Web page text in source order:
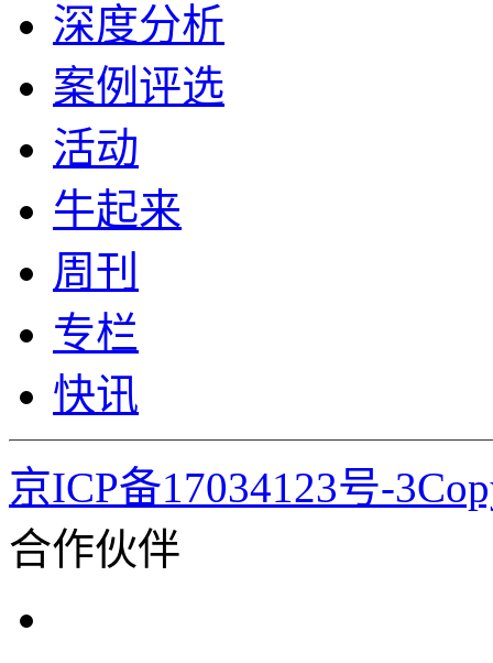
深度分析
案例评选
活动
牛起来
周刊
专栏
快讯
京ICP备17034123号-
合作伙伴